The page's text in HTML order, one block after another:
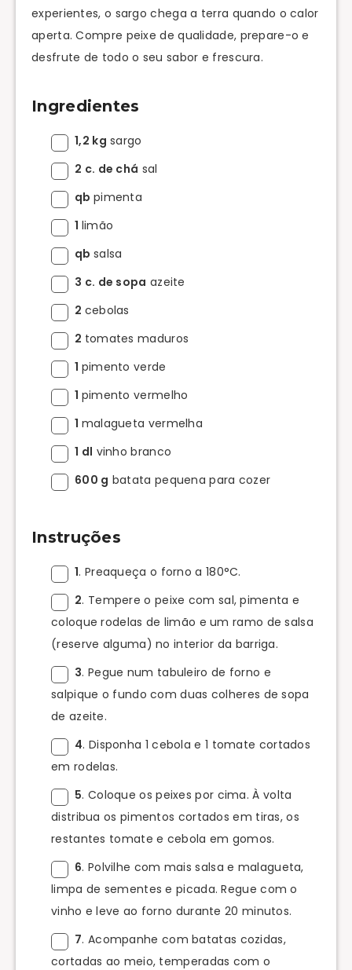
experientes, o sargo chega a terra quando o calor
aperta. Compre peixe de qualidade, prepare-o e
desfrute de todo o seu sabor e frescura.
Ingredientes
1,2 kg sargo
2 c. de chá sal
qb pimenta
1 limão
qb salsa
3 c. de sopa azeite
2 cebolas
2 tomates maduros
1 pimento verde
1 pimento vermelho
1 malagueta vermelha
1 dl vinho branco
600 g batata pequena para cozer
Instruções
1. Preaqueça o forno a 180°C.
2. Tempere o peixe com sal, pimenta e
coloque rodelas de limão e um ramo de salsa
(reserve alguma) no interior da barriga.
3. Pegue num tabuleiro de forno e
salpique o fundo com duas colheres de sopa
de azeite.
4. Disponha 1 cebola e 1 tomate cortados
em rodelas.
5. Coloque os peixes por cima. À volta
distribua os pimentos cortados em tiras, os
restantes tomate e cebola em gomos.
6. Polvilhe com mais salsa e malagueta,
limpa de sementes e picada. Regue com o
vinho e leve ao forno durante 20 minutos.
7. Acompanhe com batatas cozidas,
cortadas ao meio, temperadas com o